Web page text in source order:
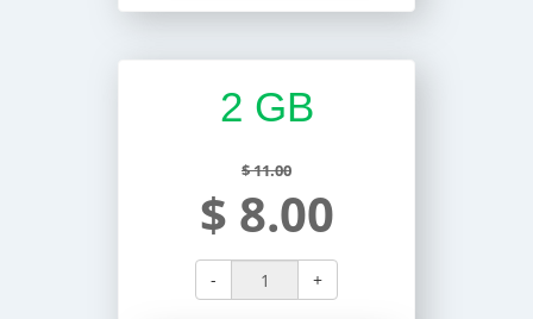
2 GB
$ 11.00
$ 8.00
- +